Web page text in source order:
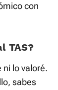
con
TAS?
ni lo valoré.
sabes